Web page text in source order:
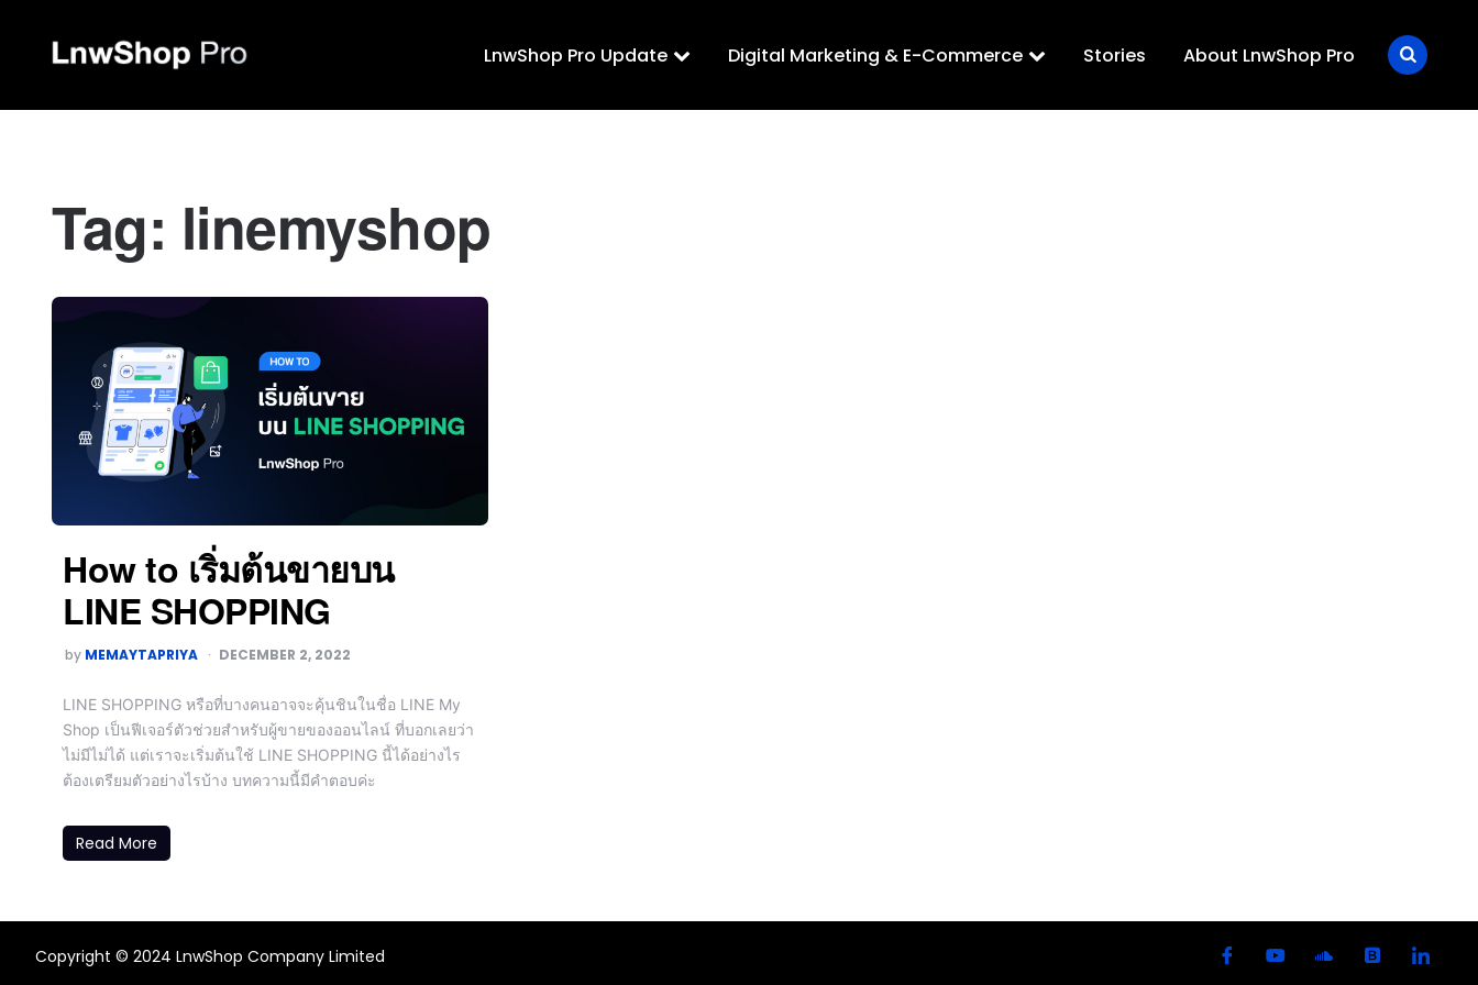
LnwShop Pro Update Digital Marketing & E-Commerce Stories About LnwShop Pro
Tag: linemyshop
How to เริ่มต้นขายบน
LINE SHOPPING
by MEMAYTAPRIYA DECEMBER 2, 2022
LINE SHOPPING หรือที่บางคนอาจจะคุ้นชินในชื่อ LINE My
Shop เป็นฟีเจอร์ตัวช่วยสำหรับผู้ขายของออนไลน์ ที่บอกเลยว่า
ไม่มีไม่ได้ แต่เราจะเริ่มต้นใช้ LINE SHOPPING นี้ได้อย่างไร
ต้องเตรียมตัวอย่างไรบ้าง บทความนี้มีคำตอบค่ะ
Read More
Copyright © 2024 LnwShop Company Limited